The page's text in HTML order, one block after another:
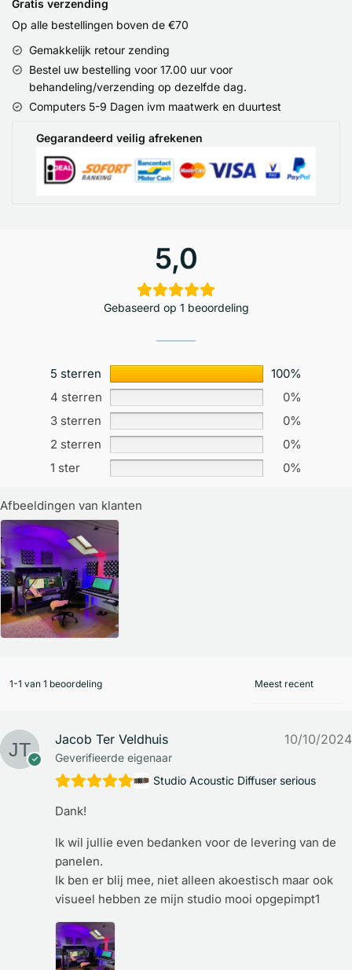
Gratis verzending
Op alle bestellingen boven de €70
Gemakkelijk retour zending
Bestel uw bestelling voor 17.00 uur voor
behandeling/verzending op dezelfde dag.
Computers 5-9 Dagen ivm maatwerk en duurtest
Gegarandeerd veilig afrekenen
5,0
Gebaseerd op 1 beoordeling
5 sterren
100%
4 sterren
0%
3 sterren
0%
2 sterren
0%
1 ster
0%
Afbeeldingen van klanten
1-1 van 1 beoordeling
Jacob Ter Veldhuis
Geverifieerde eigenaar
10/10/2024
Studio Acoustic Diffuser serious
Dank!
Ik wil jullie even bedanken voor de levering van de
panelen.
Ik ben er blij mee, niet alleen akoestisch maar ook
visueel hebben ze mijn studio mooi opgepimpt1